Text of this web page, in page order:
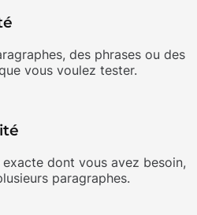
des phrases ou des
vous voulez tester.
dont vous avez besoin,
paragraphes.